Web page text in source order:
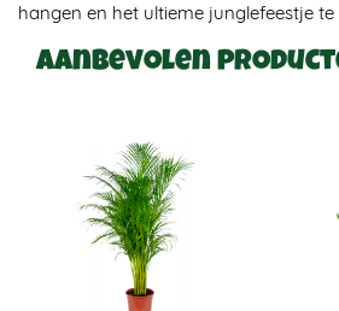
hangen en het ultieme junglefeestje te
Aanbevolen